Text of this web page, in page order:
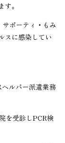
。
ポーティ・もみ
スに感染してい
パー派遣業務
診しPCR検